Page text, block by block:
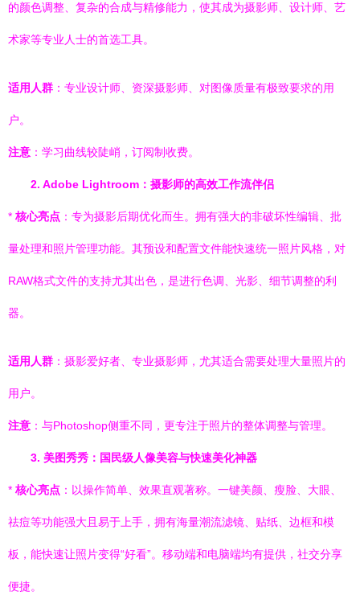
的颜色调整、复杂的合成与精修能力，使其成为摄影师、设计师、艺
术家等专业人士的首选工具。
适用人群 ：专业设计师、资深摄影师、对图像质量有极致要求的用
户。
注意 ：学习曲线较陡峭，订阅制收费。
2. Adobe Lightroom：摄影师的高效工作流伴侣
* 核心亮点 ：专为摄影后期优化而生。拥有强大的非破坏性编辑、批
量处理和照片管理功能。其预设和配置文件能快速统一照片风格，对
RAW格式文件的支持尤其出色，是进行色调、光影、细节调整的利
器。
适用人群 ：摄影爱好者、专业摄影师，尤其适合需要处理大量照片的
用户。
注意 ：与Photoshop侧重不同，更专注于照片的整体调整与管理。
3. 美图秀秀：国民级人像美容与快速美化神器
* 核心亮点 ：以操作简单、效果直观著称。一键美颜、瘦脸、大眼、
祛痘等功能强大且易于上手，拥有海量潮流滤镜、贴纸、边框和模
板，能快速让照片变得“好看”。移动端和电脑端均有提供，社交分享
便捷。